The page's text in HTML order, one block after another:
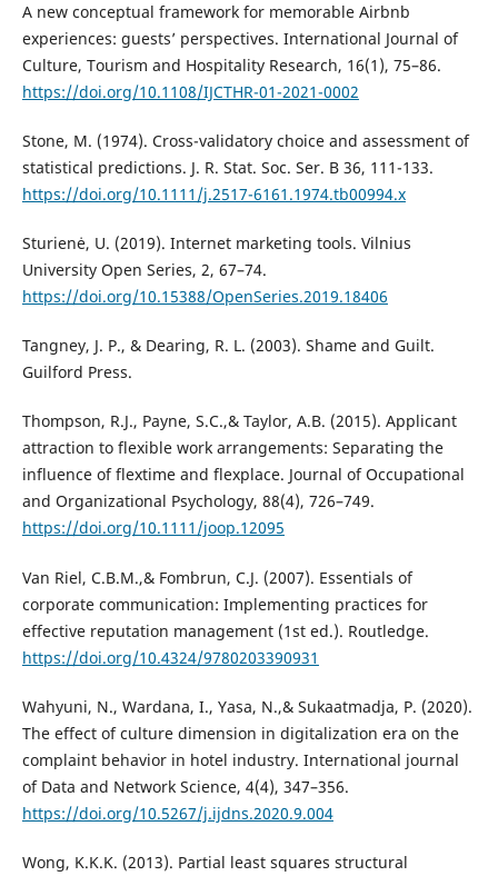
A new conceptual framework for memorable Airbnb
experiences: guests’ perspectives. International Journal of
Culture, Tourism and Hospitality Research, 16(1), 75–86.
https://doi.org/10.1108/IJCTHR-01-2021-0002
Stone, M. (1974). Cross-validatory choice and assessment of
statistical predictions. J. R. Stat. Soc. Ser. B 36, 111-133.
https://doi.org/10.1111/j.2517-6161.1974.tb00994.x
Sturienė, U. (2019). Internet marketing tools. Vilnius
University Open Series, 2, 67–74.
https://doi.org/10.15388/OpenSeries.2019.18406
Tangney, J. P., & Dearing, R. L. (2003). Shame and Guilt.
Guilford Press.
Thompson, R.J., Payne, S.C.,& Taylor, A.B. (2015). Applicant
attraction to flexible work arrangements: Separating the
influence of flextime and flexplace. Journal of Occupational
and Organizational Psychology, 88(4), 726–749.
https://doi.org/10.1111/joop.12095
Van Riel, C.B.M.,& Fombrun, C.J. (2007). Essentials of
corporate communication: Implementing practices for
effective reputation management (1st ed.). Routledge.
https://doi.org/10.4324/9780203390931
Wahyuni, N., Wardana, I., Yasa, N.,& Sukaatmadja, P. (2020).
The effect of culture dimension in digitalization era on the
complaint behavior in hotel industry. International journal
of Data and Network Science, 4(4), 347–356.
https://doi.org/10.5267/j.ijdns.2020.9.004
Wong, K.K.K. (2013). Partial least squares structural